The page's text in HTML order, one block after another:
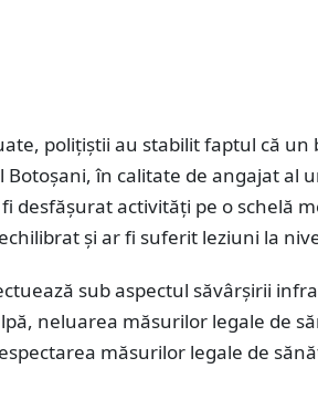
polițiștii au stabilit faptul că un
în calitate de angajat al
desfășurat activități pe o schelă
și ar fi suferit leziuni la
sub aspectul săvârșirii
neluarea măsurilor legale de
măsurilor legale de